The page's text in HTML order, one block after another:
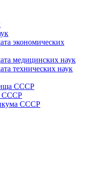
экономических
медицинских наук
технических наук
СССР
СССР
СССР